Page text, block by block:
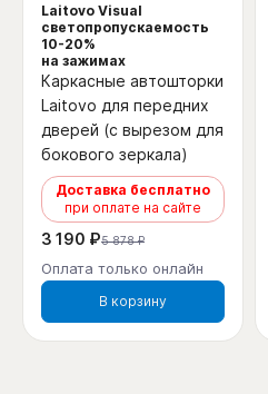
Laitovo Visual
светопропускаемость
10-20%
на зажимах
Каркасные автошторки
Laitovo для передних
дверей (с вырезом для
бокового зеркала)
Доставка бесплатно
при оплате на сайте
3 190 ₽5 878 ₽
Оплата только онлайн
В корзину